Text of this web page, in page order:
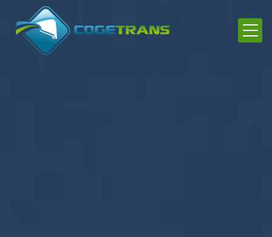
Panneau de gestion des cookies